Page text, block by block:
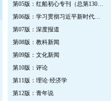
第05版：红船初心专刊（总第1302期）
第06版：学习贯彻习近平新时代中国特色社会主义思想专刊
第07版：深度报道
第08版：教科新闻
第09版：文化新闻
第10版：评论
第11版：理论·经济学
第12版：青年说